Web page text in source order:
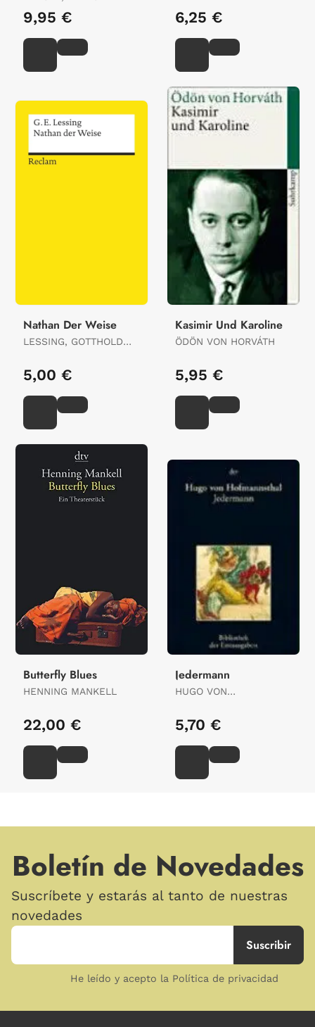
9,95 € 6,25 €
Nathan Der Weise
LESSING, GOTTHOLD
5,00 €
Kasimir Und Karoline
ÖDÖN VON HORVÁTH
5,95 €
Butterfly Blues
HENNING MANKELL
22,00 €
Jedermann
HUGO VON
5,70 €
Boletín de Novedades
Suscríbete y estarás al tanto de nuestras
novedades
He leído y acepto la Política de privacidad